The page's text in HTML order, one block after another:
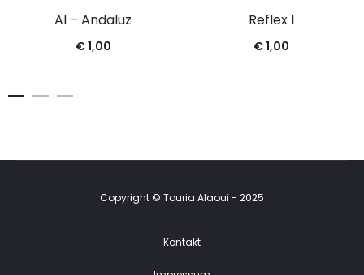
Al – Andaluz
€1,00
Reflex I
€1,00
Copyright © Touria Alaoui - 2025
Kontakt